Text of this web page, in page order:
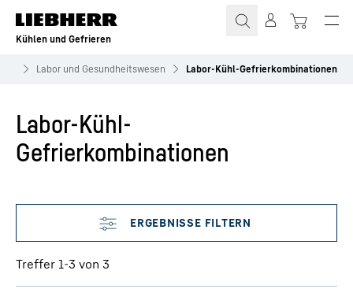
Zum Inhalt springen
Kühlen und Gefrieren
Labor und Gesundheitswesen Labor-Kühl-Gefrierkombinationen
Labor-Kühl-
Gefrierkombinationen
Filter überspringen
Treffer 1-3 von 3